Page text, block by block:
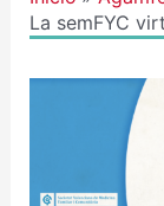
La semFYC